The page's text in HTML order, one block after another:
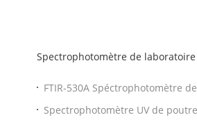
Spectrophotomètre de laboratoire
FTIR-530A Spéctrophotomètre
infrarouge de transformation
Spectrophotomètre UV de